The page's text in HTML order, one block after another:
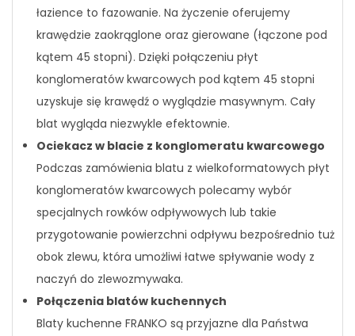
łazience to fazowanie. Na życzenie oferujemy
krawędzie zaokrąglone oraz gierowane (łączone pod
kątem 45 stopni). Dzięki połączeniu płyt
konglomeratów kwarcowych pod kątem 45 stopni
uzyskuje się krawędź o wyglądzie masywnym. Cały
blat wygląda niezwykle efektownie.
Ociekacz w blacie z konglomeratu kwarcowego
Podczas zamówienia blatu z wielkoformatowych płyt
konglomeratów kwarcowych polecamy wybór
specjalnych rowków odpływowych lub takie
przygotowanie powierzchni odpływu bezpośrednio tuż
obok zlewu, która umożliwi łatwe spływanie wody z
naczyń do zlewozmywaka.
Połączenia blatów kuchennych
Blaty kuchenne FRANKO są przyjazne dla Państwa